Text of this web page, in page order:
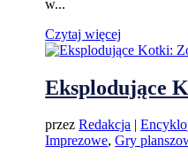
w...
Czytaj więcej
Eksplodujące
przezRedakcja |
Imprezowe,Gry